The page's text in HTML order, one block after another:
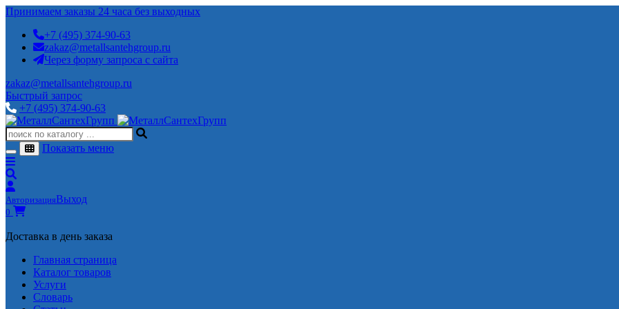
Принимаем заказы 24 часа без выходных
+7 (495) 374-90-63
zakaz@metallsantehgroup.ru
Через форму запроса с сайта
zakaz@metallsantehgroup.ru
Быстрый запрос
+7 (495) 374-90-63
Показать меню
АвторизацияВыход
0
Доставка в день заказа
Главная страница
Каталог товаров
Услуги
Словарь